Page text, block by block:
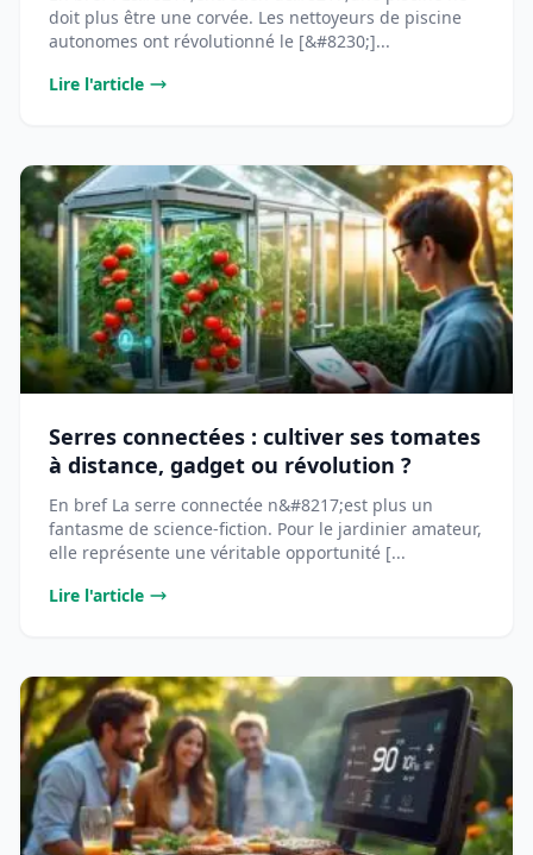
doit plus être une corvée. Les nettoyeurs de piscine
autonomes ont révolutionné le [&#8230;]...
Lire l'article
Serres connectées : cultiver ses tomates
à distance, gadget ou révolution ?
En bref La serre connectée n&#8217;est plus un
fantasme de science-fiction. Pour le jardinier amateur,
elle représente une véritable opportunité [...
Lire l'article